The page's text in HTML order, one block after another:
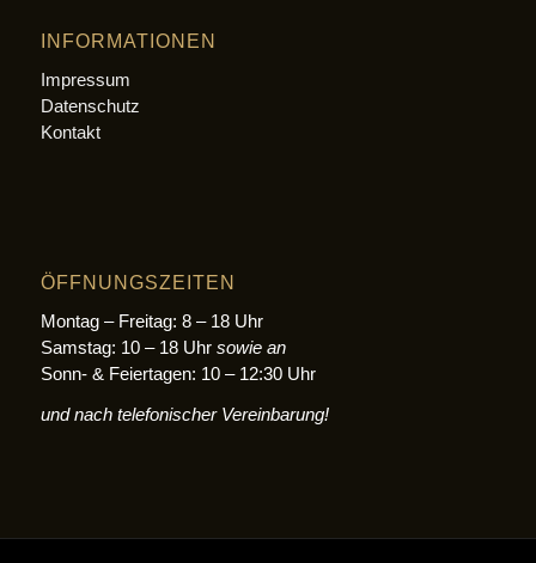
INFORMATIONEN
Impressum
Datenschutz
Kontakt
ÖFFNUNGSZEITEN
Montag – Freitag: 8 – 18 Uhr
Samstag: 10 – 18 Uhr sowie an
Sonn- & Feiertagen: 10 – 12:30 Uhr
und nach telefonischer Vereinbarung!